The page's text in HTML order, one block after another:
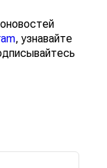
, узнавайте